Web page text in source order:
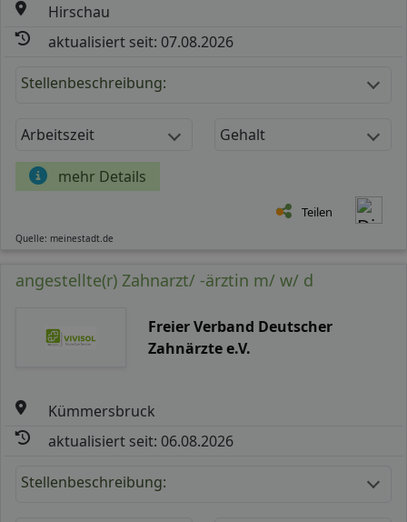
Hirschau
aktualisiert seit: 07.08.2026
Stellenbeschreibung:
Arbeitszeit Gehalt
mehr Details
Teilen
Quelle: meinestadt.de
angestellte(r) Zahnarzt/ -ärztin m/ w/ d
Freier Verband Deutscher
Zahnärzte e.V.
Kümmersbruck
aktualisiert seit: 06.08.2026
Stellenbeschreibung: